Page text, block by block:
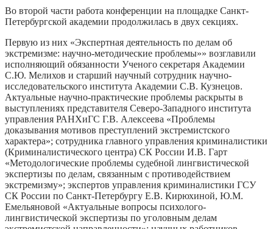
Во второй части работа конференции на площадке Санкт-
Петербургской академии продолжилась в двух секциях.
Первую из них «Экспертная деятельность по делам об
экстремизме: научно-методические проблемы»» возглавили
исполняющий обязанности Ученого секретаря Академии
С.Ю. Мелихов и старший научный сотрудник научно-
исследовательского института Академии С.В. Кузнецов.
Актуальные научно-практические проблемы раскрыты в
выступлениях представителя Северо-Западного института
управления РАНХиГС Г.В. Алексеева «Проблемы
доказывания мотивов преступлений экстремистского
характера»; сотрудника главного управления криминалистики
(Криминалистического центра) СК России И.В. Гарт
«Методологические проблемы судебной лингвистической
экспертизы по делам, связанным с противодействием
экстремизму»; экспертов управления криминалистики ГСУ
СК России по Санкт-Петербургу Е.В. Кирюхиной, Ю.М.
Емельяновой «Актуальные вопросы психолого-
лингвистической экспертизы по уголовным делам